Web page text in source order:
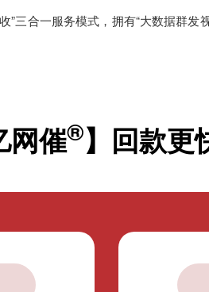
三合一服务模式，拥有“大数据群发
催®】回款更